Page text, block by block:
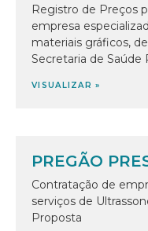
Registro de Preços
empresa
materiais gráficos,
Secretaria de Saúde
VISUALIZAR »
PREGÃO
Contratação de
serviços de
Proposta